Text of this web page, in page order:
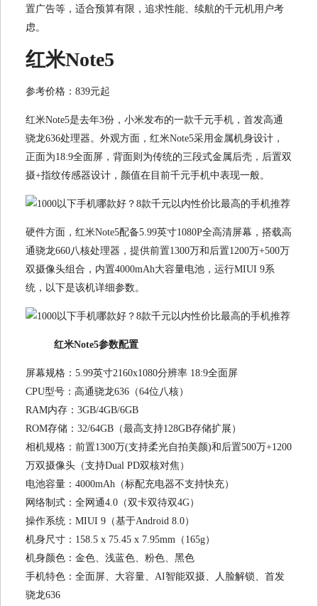
置广告等，适合预算有限，追求性能、续航的千元机用户考
虑。
红米Note5
参考价格：839元起
红米Note5是去年3份，小米发布的一款千元手机，首发高通
骁龙636处理器。外观方面，红米Note5采用金属机身设计，
正面为18:9全面屏，背面则为传统的三段式金属后壳，后置双
摄+指纹传感器设计，颜值在目前千元手机中表现一般。
硬件方面，红米Note5配备5.99英寸1080P全高清屏幕，搭载高
通骁龙660八核处理器，提供前置1300万和后置1200万+500万
双摄像头组合，内置4000mAh大容量电池，运行MIUI 9系
统，以下是该机详细参数。
红米Note5参数配置
屏幕规格：5.99英寸2160x1080分辨率 18:9全面屏
CPU型号：高通骁龙636（64位八核）
RAM内存：3GB/4GB/6GB
ROM存储：32/64GB（最高支持128GB存储扩展）
相机规格：前置1300万(支持柔光自拍美颜)和后置500万+1200
万双摄像头（支持Dual PD双核对焦）
电池容量：4000mAh（标配充电器不支持快充）
网络制式：全网通4.0（双卡双待双4G）
操作系统：MIUI 9（基于Android 8.0）
机身尺寸：158.5 x 75.45 x 7.95mm（165g）
机身颜色：金色、浅蓝色、粉色、黑色
手机特色：全面屏、大容量、AI智能双摄、人脸解锁、首发
骁龙636